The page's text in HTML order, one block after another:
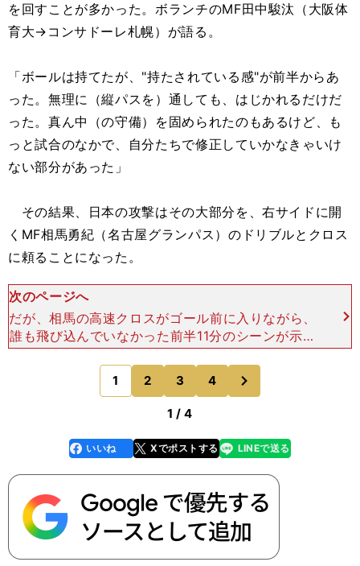
を回すことが多かった。ボランチのMF田中駿汰（大阪体
育大→コンサドーレ札幌）が語る。
「ボールは持てたが、"持たされている感"が前半からあ
った。無理に（縦パスを）通しても、はじかれるだけだ
った。真ん中（の守備）を固められたのもあるけど、も
っと試合のなかで、自分たちで修正していかなきゃいけ
ない部分があった」
その結果、日本の攻撃はその大部分を、右サイドに開
くMF相馬勇紀（名古屋グランパス）のドリブルとクロス
に頼ることになった。
次のページへ
だが、相馬の高速クロスがゴール前に入りながら、
誰も飛び込んでいなかった前半11分のシーンが示す
ように、チーム全体として、そこを突破口にしよう
とする共通意識は薄かった。田中駿は「勇紀くんの
ところから何本
1 2 3 4
のページへ
1 / 4
faceboo
k
いいね Xでポストする
line LINEで送る